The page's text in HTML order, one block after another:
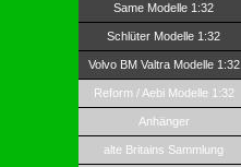
Same Modelle 1:32
Schlüter Modelle 1:32
Volvo BM Valtra Modelle 1:32
Reform / Aebi Modelle 1:32
Anhänger
alte Britains Sammlung